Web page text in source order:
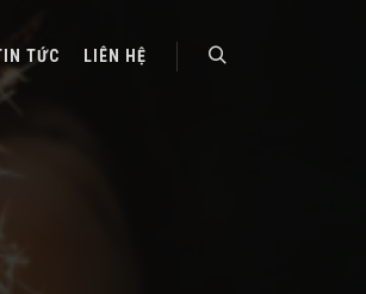
TỨC LIÊN HỆ